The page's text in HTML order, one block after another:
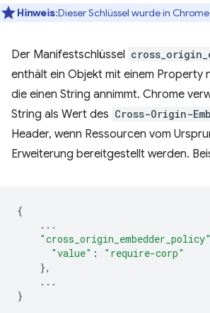
Hinweis:Dieser Schlüssel wurde in
Der Manifestschlüssel
enthält ein Objekt mit einem Property
die einen String annimmt. Chrome
String als Wert des Cross-Origin-
Header, wenn Ressourcen vom
Erweiterung bereitgestellt werden.
{
...
"cross_origin_embedder_policy"
"value" :
"require-corp"
},
...
}